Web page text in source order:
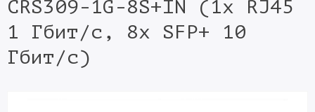
CRS309-1G-8S+IN (1x RJ45
1 Гбит/с, 8x SFP+ 10
Гбит/с)